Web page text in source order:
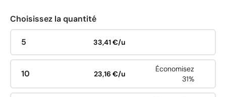
Choisissez la quantité
5 33,41 €/u
10 23,16 €/u
Économisez
31%